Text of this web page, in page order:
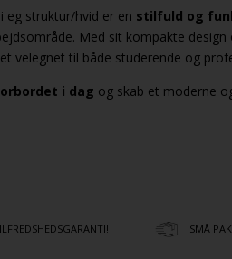
eg struktur/hvid er en stilfuld og
Med sit kompakte design
velegnet til både studerende og
i dag og skab et moderne
SMÅ